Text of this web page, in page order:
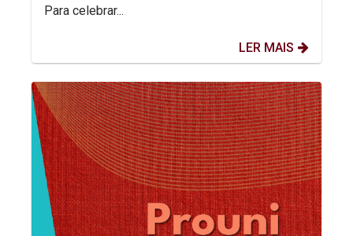
Para celebrar...
LER MAIS